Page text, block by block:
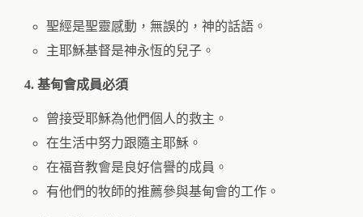
聖經是聖靈感動，無誤的，神的話語。
主耶穌基督是神永恆的兒子。
4. 基甸會成員必須
曾接受耶穌為他們個人的救主。
在生活中努力跟隨主耶穌。
在福音教會是良好信譽的成員。
有他們的牧師的推薦參與基甸會的工作。